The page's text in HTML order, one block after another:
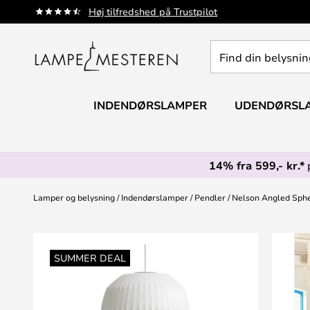
Høj tilfredshed på Trustpilot
Skip
to
din
INDENDØRSLAMPER
14% fra 599,- kr.*
Lamper og belysning Indendørslamper Pendler Nelson Angled
SUMMER DEAL